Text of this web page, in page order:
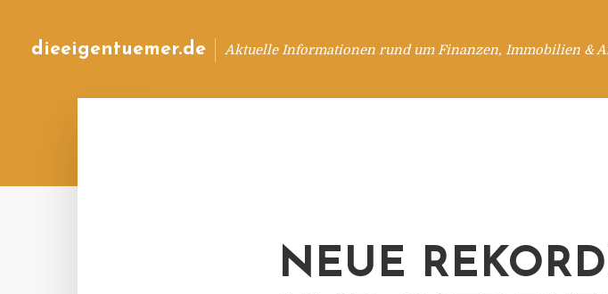
dieeigentuemer.de Aktuelle Informationen rund um Finanzen, Immobilien &
NEUE